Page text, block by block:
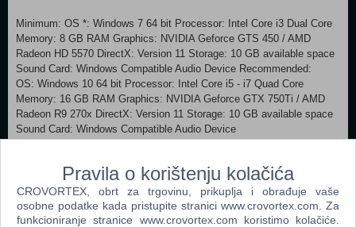
Minimum: OS *: Windows 7 64 bit Processor: Intel Core i3 Dual Core
Memory: 8 GB RAM Graphics: NVIDIA Geforce GTS 450 / AMD
Radeon HD 5570 DirectX: Version 11 Storage: 10 GB available space
Sound Card: Windows Compatible Audio Device Recommended:
OS: Windows 10 64 bit Processor: Intel Core i5 - i7 Quad Core
Memory: 16 GB RAM Graphics: NVIDIA Geforce GTX 750Ti / AMD
Radeon R9 270x DirectX: Version 11 Storage: 10 GB available space
Sound Card: Windows Compatible Audio Device
Dodaj u košaricu
Popularno
Pravila o korištenju kolačića
CROVORTEX, obrt za trgovinu, prikuplja i obrađuje vaše
osobne podatke kada pristupite stranici www.crovortex.com. Za
funkcioniranje stranice www.crovortex.com koristimo kolačiće.